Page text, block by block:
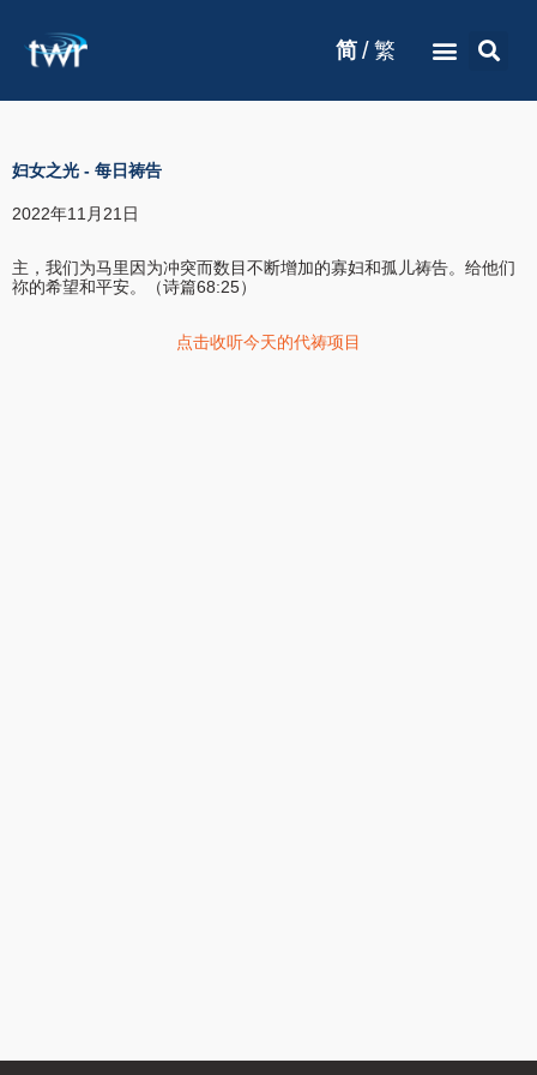
简 / 繁
妇女之光 - 每日祷告
2022年11月21日
主，我们为马里因为冲突而数目不断增加的寡妇和孤儿祷告。给他们
祢的希望和平安。（诗篇68:25）
点击收听今天的代祷项目